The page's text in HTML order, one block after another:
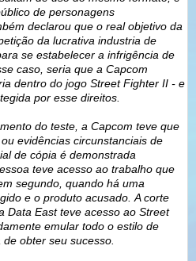
de personagens
declarou que o real objetivo da
da lucrativa industria de
se estabelecer a infrigência de
caso, seria que a Capcom
dentro do jogo Street Fighter II - e
por esse direitos.
do teste, a Capcom teve que
evidências circunstanciais de
de cópia é demonstrada
teve acesso ao trabalho que
segundo, quando há uma
e o produto acusado. A corte
Data East teve acesso ao Street
emular todo o estilo de
obter seu sucesso.